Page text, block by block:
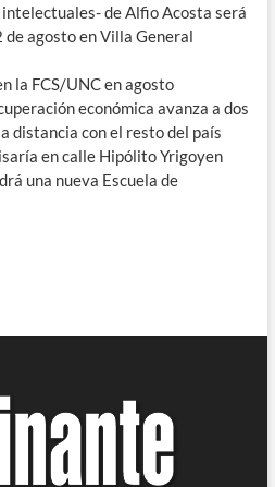
de Alfio Acosta será
agosto en Villa General
la FCS/UNC en agosto
económica avanza a dos
distancia con el resto del país
en calle Hipólito Yrigoyen
una nueva Escuela de